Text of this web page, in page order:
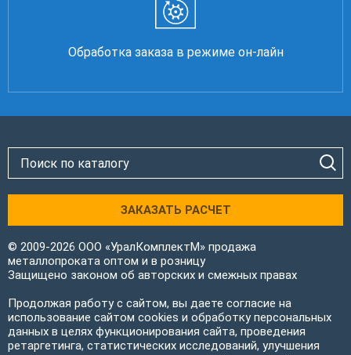
Обработка заказа в режиме он-лайн
ЗАКАЗАТЬ РАСЧЕТ
© 2009-2026 ООО «УралКомплектМ» продажа
металлопроката оптом и в розницу
Защищено законом об авторских и смежных правах
Продолжая работу с сайтом, вы даете согласие на
использование сайтом cookies и обработку персональных
данных в целях функционирования сайта, проведения
ретаргетинга, статистических исследований, улучшения